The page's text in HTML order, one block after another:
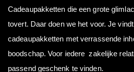
Cadeaupakketten die een grote
tovert. Daar doen we het voor. Je
cadeaupakketten met verrassende
boodschap. Voor iedere zakelijke
passend geschenk te vinden.